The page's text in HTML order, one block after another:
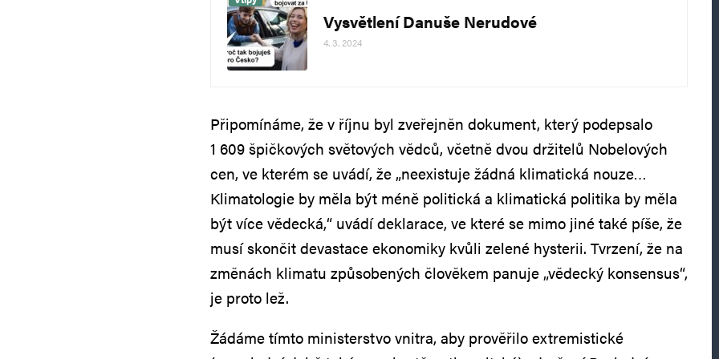
Vysvětlení Danuše Nerudové
4. 3. 2024
Připomínáme, že v říjnu byl zveřejněn dokument, který podepsalo
1 609 špičkových světových vědců, včetně dvou držitelů Nobelových
cen, ve kterém se uvádí, že „neexistuje žádná klimatická nouze…
Klimatologie by měla být méně politická a klimatická politika by měla
být více vědecká,“ uvádí deklarace, ve které se mimo jiné také píše, že
musí skončit devastace ekonomiky kvůli zelené hysterii. Tvrzení, že na
změnách klimatu způsobených člověkem panuje „vědecký konsensus“,
je proto lež.
Žádáme tímto ministerstvo vnitra, aby prověřilo extremistické